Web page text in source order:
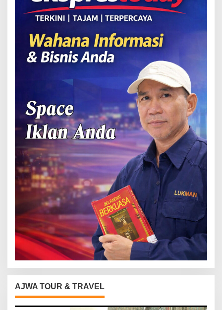
AJWA TOUR & TRAVEL